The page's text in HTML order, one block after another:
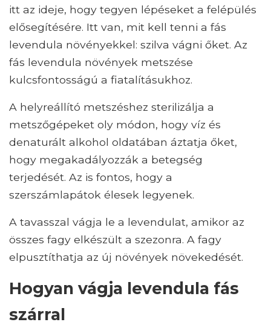
itt az ideje, hogy tegyen lépéseket a felépülés
elősegítésére. Itt van, mit kell tenni a fás
levendula növényekkel: szilva vágni őket. Az
fás levendula növények metszése
kulcsfontosságú a fiatalításukhoz.
A helyreállító metszéshez sterilizálja a
metszőgépeket oly módon, hogy víz és
denaturált alkohol oldatában áztatja őket,
hogy megakadályozzák a betegség
terjedését. Az is fontos, hogy a
szerszámlapátok élesek legyenek.
A tavasszal vágja le a levendulat, amikor az
összes fagy elkészült a szezonra. A fagy
elpusztíthatja az új növények növekedését.
Hogyan vágja levendula fás
szárral